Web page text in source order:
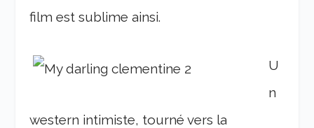
film est sublime ainsi.
U
n
western intimiste, tourné vers la